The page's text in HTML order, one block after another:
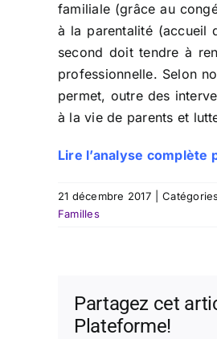
familiale (grâce au
à la parentalité (accueil
second doit tendre à
professionnelle. Selon
permet, outre des
à la vie de parents et
Lire l’analyse complète
21 décembre 2017
Familles
Partagez cet
Plateforme!